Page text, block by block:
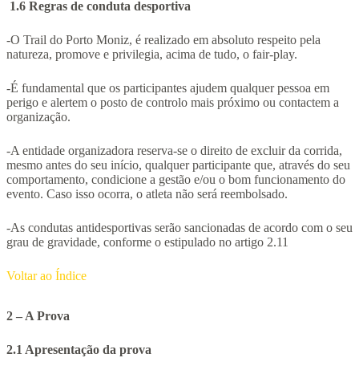
1.6 Regras de conduta desportiva
-O Trail do Porto Moniz, é realizado em absoluto respeito pela
natureza, promove e privilegia, acima de tudo, o fair-play.
-É fundamental que os participantes ajudem qualquer pessoa em
perigo e alertem o posto de controlo mais próximo ou contactem a
organização.
-A entidade organizadora reserva-se o direito de excluir da corrida,
mesmo antes do seu início, qualquer participante que, através do seu
comportamento, condicione a gestão e/ou o bom funcionamento do
evento. Caso isso ocorra, o atleta não será reembolsado.
-As condutas antidesportivas serão sancionadas de acordo com o seu
grau de gravidade, conforme o estipulado no artigo 2.11
Voltar ao Índice
2 – A Prova
2.1 Apresentação da prova